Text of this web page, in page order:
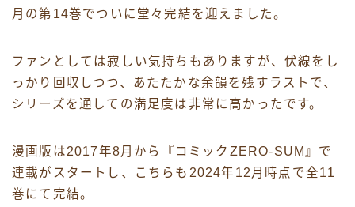
月の第14巻でついに堂々完結を迎えました。
ファンとしては寂しい気持ちもありますが、伏線をし
っかり回収しつつ、あたたかな余韻を残すラストで、
シリーズを通しての満足度は非常に高かったです。
漫画版は2017年8月から『コミックZERO-SUM』で
連載がスタートし、こちらも2024年12月時点で全11
巻にて完結。